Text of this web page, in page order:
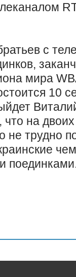
с
мира
10
что на
трудно